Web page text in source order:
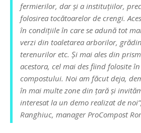
fermierilor, dar și a instituțiilor,
folosirea tocătoarelor de crengi.
în condițiile în care se adună tot
verzi din toaletarea arborilor,
terenurilor etc. Și mai ales din
acestora, cel mai des fiind folosite
compostului. Noi am făcut deja,
în mai multe zone din țară și
interesat la un demo realizat de
Ranghiuc, manager ProCompost